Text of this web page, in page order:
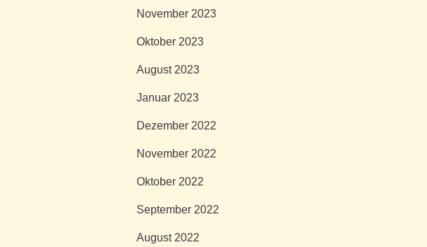
November 2023
Oktober 2023
August 2023
Januar 2023
Dezember 2022
November 2022
Oktober 2022
September 2022
August 2022